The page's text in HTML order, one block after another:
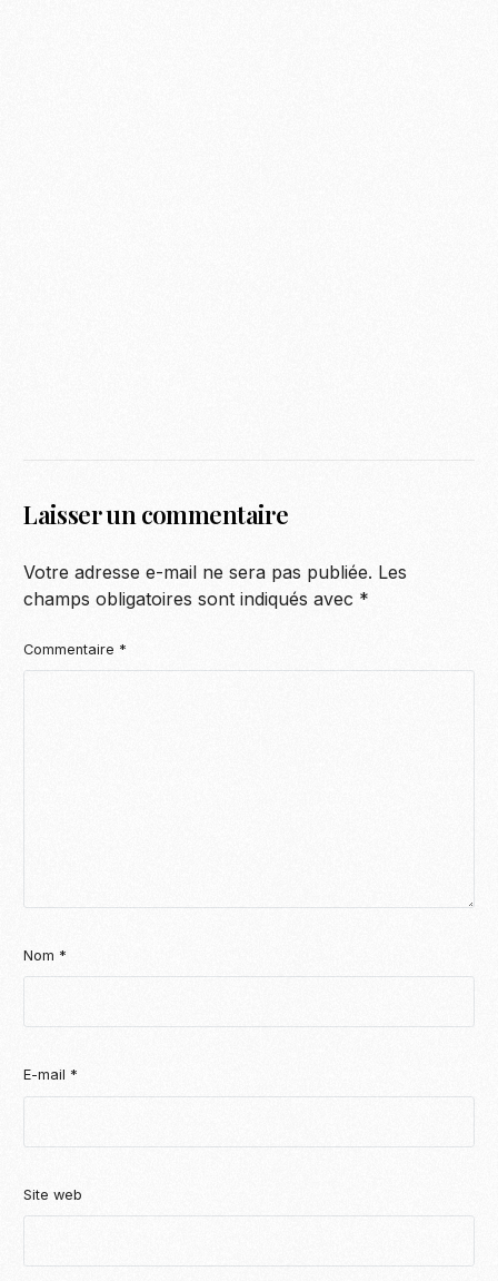
Laisser un commentaire
Votre adresse e-mail ne sera pas publiée. Les
champs obligatoires sont indiqués avec *
Commentaire *
Nom *
E-mail *
Site web
Become